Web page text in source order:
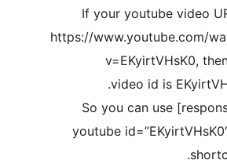
If your
https://
So you
youtube